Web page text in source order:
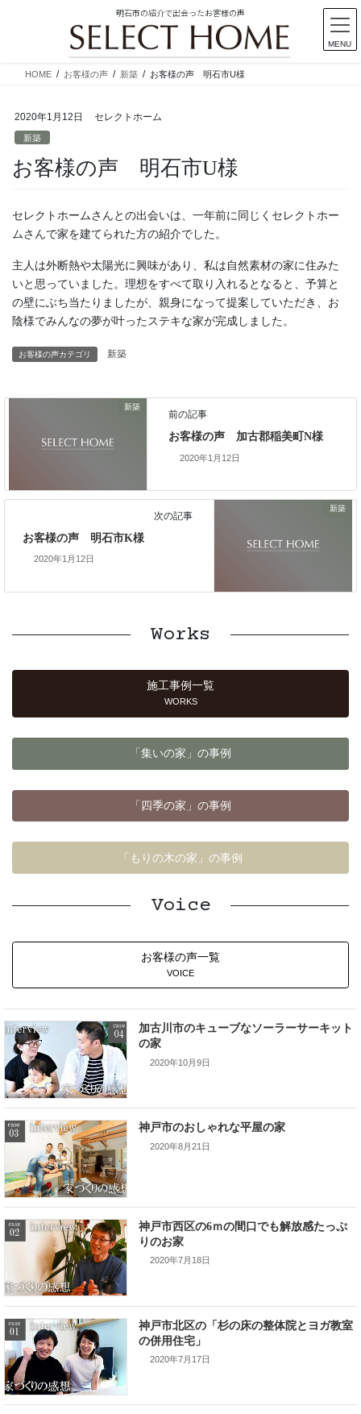
明石市の紹介で出会ったお客様の声
HOME お客様の声 新築 お客様の声 明石市U様
2020年1月12日 セレクトホーム
新築
お客様の声 明石市U様
セレクトホームさんとの出会いは、一年前に同じくセレクトホー
ムさんで家を建てられた方の紹介でした。
主人は外断熱や太陽光に興味があり、私は自然素材の家に住みた
いと思っていました。理想をすべて取り入れるとなると、予算と
の壁にぶち当たりましたが、親身になって提案していただき、お
陰様でみんなの夢が叶ったステキな家が完成しました。
お客様の声カテゴリ 新築
新築
前の記事
お客様の声 加古郡稲美町N様
2020年1月12日
新築
次の記事
お客様の声 明石市K様
2020年1月12日
Works
施工事例一覧
WORKS
「集いの家」の事例
「四季の家」の事例
「もりの木の家」の事例
Voice
お客様の声一覧
VOICE
加古川市のキューブなソーラーサーキット
の家
2020年10月9日
神戸市のおしゃれな平屋の家
2020年8月21日
神戸市西区の6ｍの間口でも解放感たっぷ
りのお家
2020年7月18日
神戸市北区の「杉の床の整体院とヨガ教室
の併用住宅」
2020年7月17日
MENU